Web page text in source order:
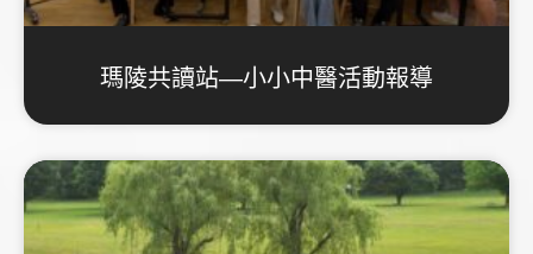
瑪陵共讀站—小小中醫活動報導